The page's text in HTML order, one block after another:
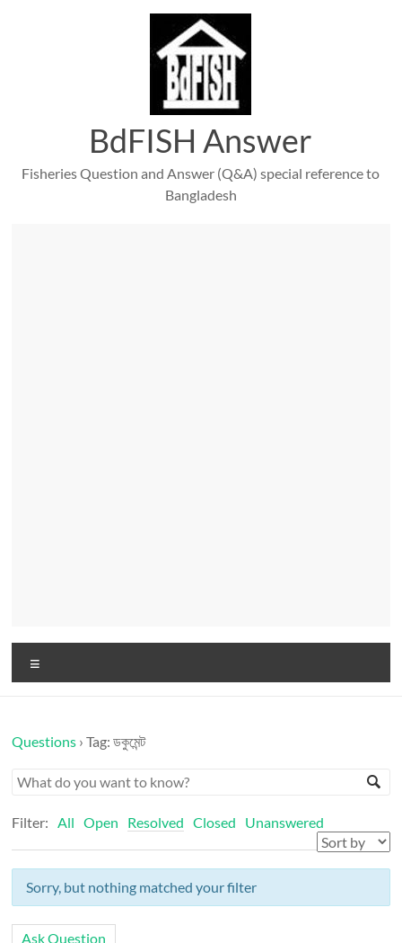
BdFISH Answer
Fisheries Question and Answer (Q&A) special reference to
Bangladesh
Questions ›Tag: ডকুমেন্ট
Filter: All Open Resolved Closed Unanswered
Sorry, but nothing matched your filter
Ask Question